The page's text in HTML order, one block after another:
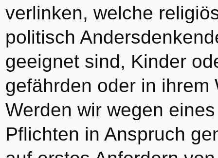
verlinken, welche
politisch
geeignet sind, Kinder
gefährden oder in
Werden wir wegen
Pflichten in Anspruch